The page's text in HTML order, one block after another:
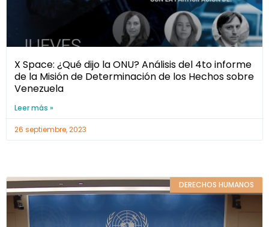
X Space: ¿Qué dijo la ONU? Análisis del 4to informe
de la Misión de Determinación de los Hechos sobre
Venezuela
Leer más »
26 septiembre, 2023
DERECHOS HUMANOS